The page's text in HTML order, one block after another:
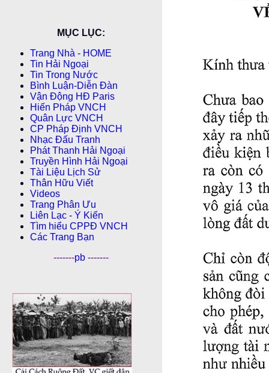
MỤC LỤC:
Trang Nhà - HOME
Tin Hải Ngoại
Tin Trong Nước
Bình Luận-Diễn Ðàn
Vận Động HĐ Paris
Hiến Pháp VNCH
Quân Lực VNCH
CP Pháp Ðịnh VNCH
Nhạc Đấu Tranh
Phát Thanh Hải Ngoại
Truyền Hình Hải Ngoại
Tài Liệu Lịch Sử
Thân Hữu Viết
Videos
Trang Phân Ưu
Liên Lạc - Ý Kiến
Tìm hiểu CPPÐ VNCH
Các Trang Bạn
-------pb -------